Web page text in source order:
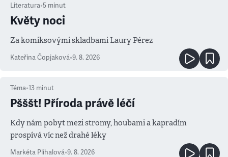
Literatura•5 minut
Květy noci
Za komiksovými skladbami Laury Pérez
Kateřina Čopjaková•9. 8. 2026
Téma•13 minut
Pšššt! Příroda právě léčí
Kdy nám pobyt mezi stromy, houbami a kapradím
prospívá víc než drahé léky
Markéta Plíhalová•9. 8. 2026